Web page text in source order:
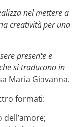
nel mettere a
creatività per una
presente e
si traducono in
Maria Giovanna.
formati: